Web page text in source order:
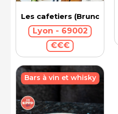
Les cafetiers (Brunch)
Lyon - 69002
€€€
Bars à vin et whisky